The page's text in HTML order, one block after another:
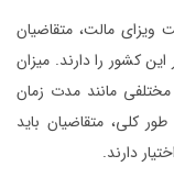
ویزای مالت، متقاضیان
این کشور را دارند. میزان
مختلفی مانند مدت زمان
کلی، متقاضیان باید